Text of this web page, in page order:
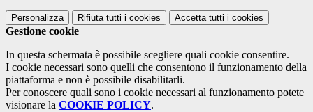
Personalizza Rifiuta tutti i cookies Accetta tutti i cookies
Gestione cookie
In questa schermata è possibile scegliere quali cookie consentire.
I cookie necessari sono quelli che consentono il funzionamento della
piattaforma e non è possibile disabilitarli.
Per conoscere quali sono i cookie necessari al funzionamento potete
visionare la COOKIE POLICY.